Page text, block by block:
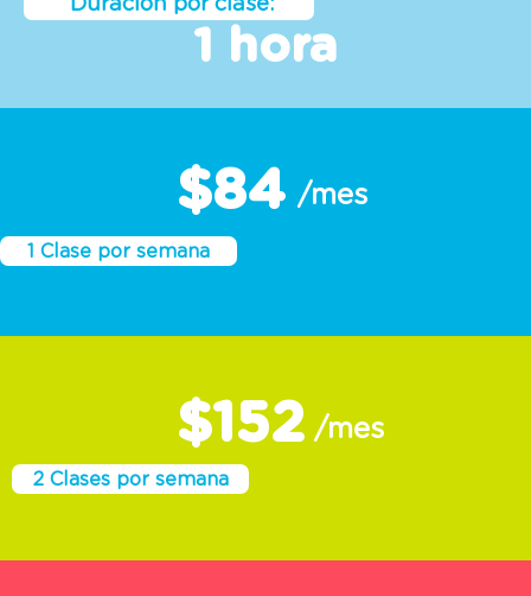
1 hora
$84 /mes
1 Clase por semana
$152 /mes
2 Clases por semana